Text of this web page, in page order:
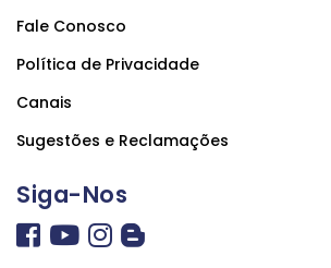
Fale Conosco
Política de Privacidade
Canais
Sugestões e Reclamações
Siga-Nos